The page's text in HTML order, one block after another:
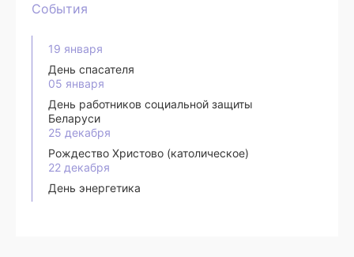
События
19 января
День спасателя
05 января
День работников социальной защиты
Беларуси
25 декабря
Рождество Христово (католическое)
22 декабря
День энергетика